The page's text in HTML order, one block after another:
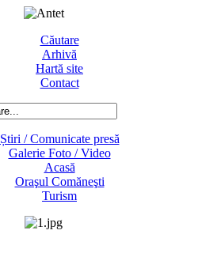
Căutare
Arhivă
Hartă site
Contact
Știri / Comunicate presă
Galerie Foto / Video
Acasă
Oraşul Comăneşti
Turism